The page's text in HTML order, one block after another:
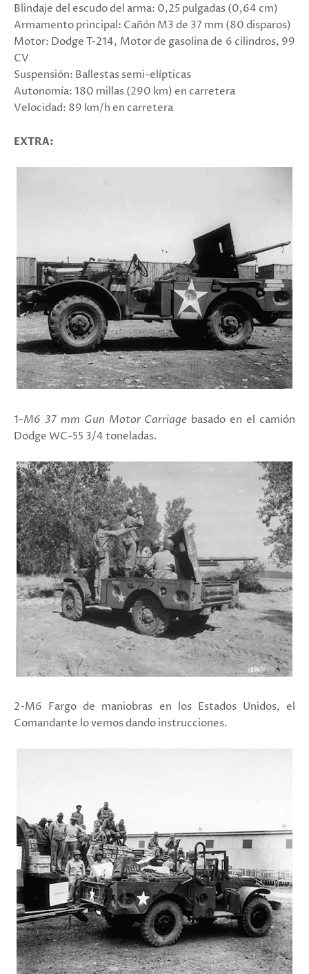
Blindaje del escudo del arma: 0,25 pulgadas (0,64 cm)
Armamento principal: Cañón M3 de 37 mm (80 disparos)
Motor: Dodge T-214, Motor de gasolina de 6 cilindros, 99
CV
Suspensión: Ballestas semi-elípticas
Autonomía: 180 millas (290 km) en carretera
Velocidad: 89 km/h en carretera
EXTRA:
1-M6 37 mm Gun Motor Carriage basado en el camión
Dodge WC-55 3/4 toneladas.
2-M6 Fargo de maniobras en los Estados Unidos, el
Comandante lo vemos dando instrucciones.